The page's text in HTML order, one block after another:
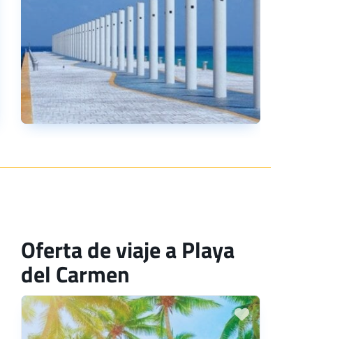
Oferta de viaje a Playa
del Carmen